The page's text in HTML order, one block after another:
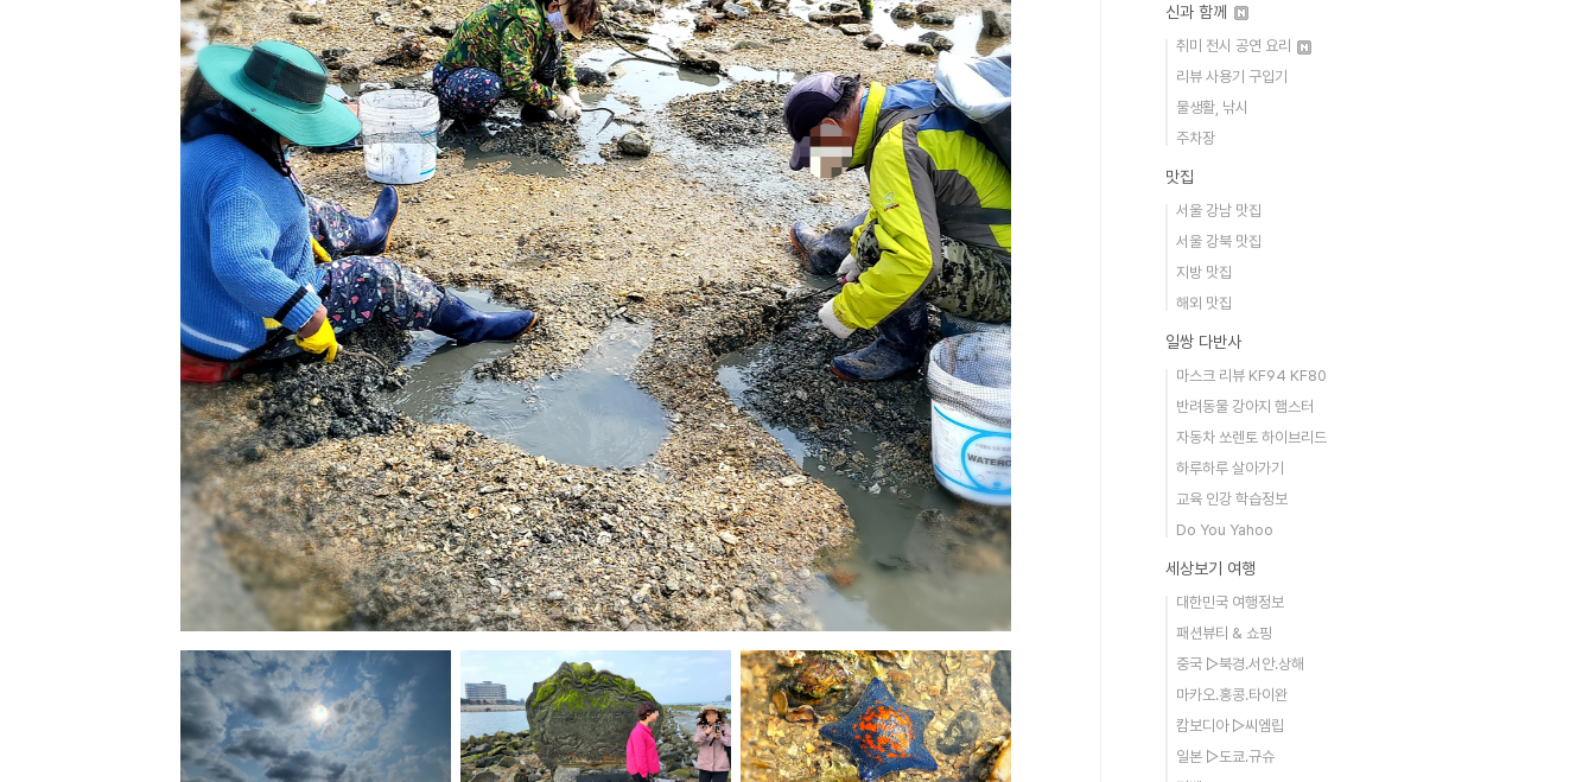
신과 함께
취미 전시 공연 요리
리뷰 사용기 구입기
물생활, 낚시
주차장
맛집
서울 강남 맛집
서울 강북 맛집
지방 맛집
해외 맛집
일쌍 다반사
마스크 리뷰 KF94 KF80
반려동물 강아지 햄스터
자동차 쏘렌토 하이브리드
하루하루 살아가기
교육 인강 학습정보
Do You Yahoo
세상보기 여행
대한민국 여행정보
패션뷰티 & 쇼핑
중국 ▷북경.서안.상해
마카오.홍콩.타이완
캄보디아 ▷씨엠립
일본 ▷도쿄.규슈